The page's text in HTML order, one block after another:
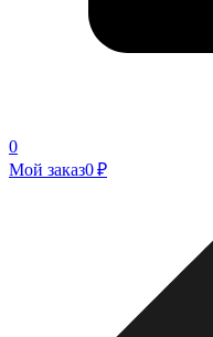
0
Мой заказ0 ₽